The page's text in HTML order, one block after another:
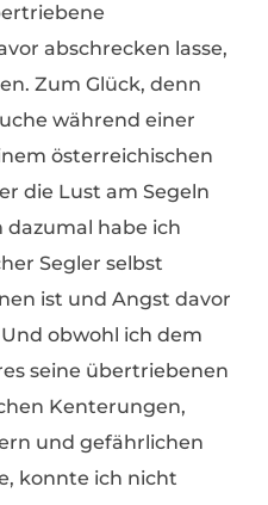
abschrecken lasse,
Zum Glück, denn
während einer
österreichischen
die Lust am Segeln
dazumal habe ich
Segler selbst
ist und Angst davor
obwohl ich dem
seine übertriebenen
Kenterungen,
und gefährlichen
konnte ich nicht